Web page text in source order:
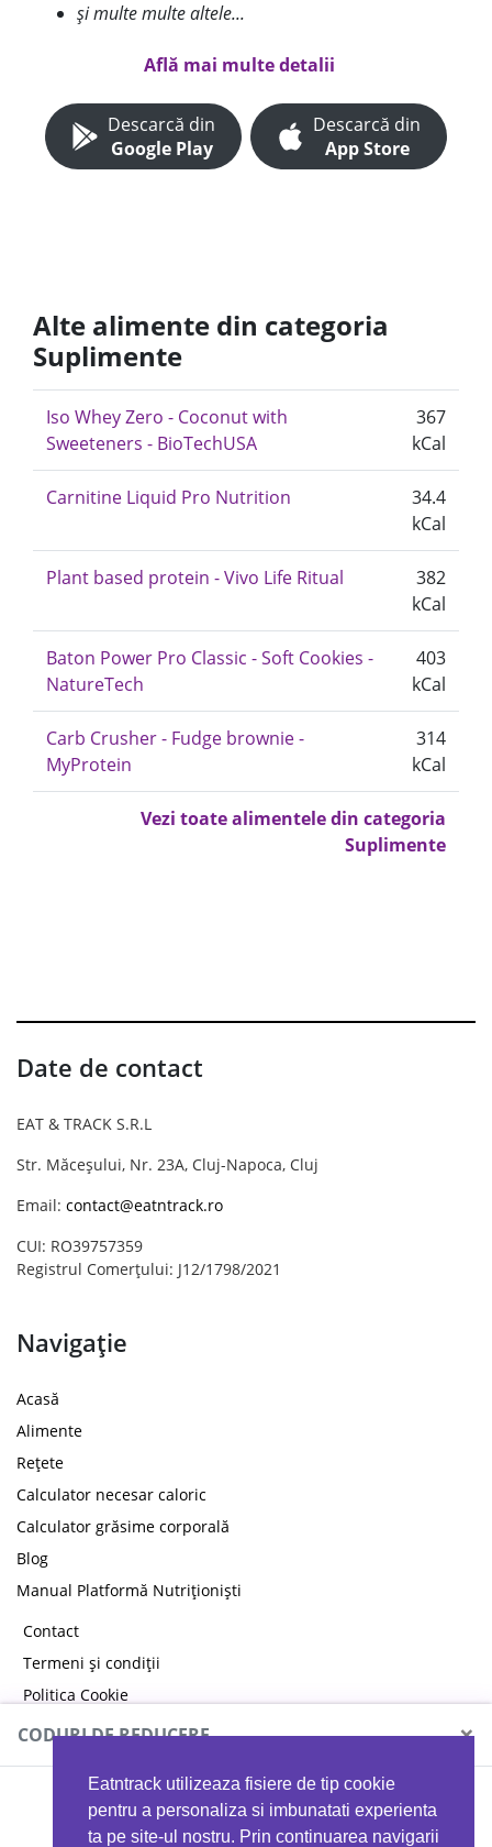
Eatntrack utilizeaza fisiere de tip cookie
pentru a personaliza si imbunatati experienta
ta pe site-ul nostru. Prin continuarea navigarii
și multe multe altele...
Află mai multe detalii
Descarcă din
Google Play
Descarcă din
App Store
Alte alimente din categoria
Suplimente
Iso Whey Zero - Coconut with
Sweeteners - BioTechUSA
367
kCal
Carnitine Liquid Pro Nutrition
34.4
kCal
Plant based protein - Vivo Life Ritual
382
kCal
Baton Power Pro Classic - Soft Cookies -
NatureTech
403
kCal
Carb Crusher - Fudge brownie -
MyProtein
314
kCal
Vezi toate alimentele din categoria
Suplimente
Date de contact
EAT & TRACK S.R.L
Str. Măceșului, Nr. 23A, Cluj-Napoca, Cluj
Email: contact@eatntrack.ro
CUI: RO39757359
Registrul Comerțului: J12/1798/2021
Navigație
Acasă
Alimente
Rețete
Calculator necesar caloric
Calculator grăsime corporală
Blog
Manual Platformă Nutriționiști
Contact
Termeni și condiții
Politica Cookie
Politica de confidențialitate
CODURI DE REDUCERE ×
MYPROTEIN